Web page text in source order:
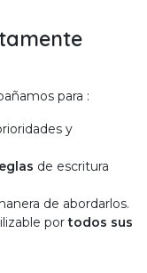
para :
y
de escritura
de abordarlos.
portodos sus